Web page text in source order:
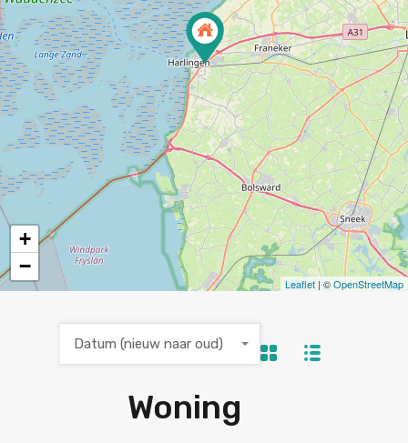
+
−
Leaflet | ©OpenStreetMap
Woning
Datum (nieuw naar oud)